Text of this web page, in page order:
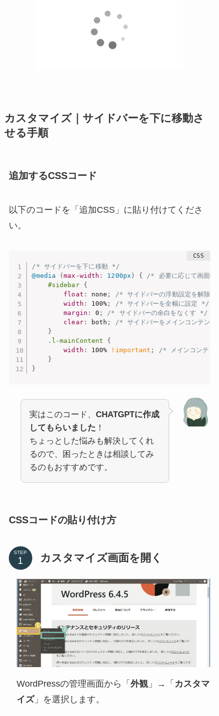
カスタマイズ｜サイドバーを下に移動さ
せる手順
追加するCSSコード
以下のコードを「追加CSS」に貼り付けてくださ
い。
/* サイドバーを下に移動 */
@media
(max-width : 1200px ) {
/* 必要に応じて画面
#sidebar
{
float : none ;
/* サイドバーの浮動設定を解除
width : 100% ;
/* サイドバーを全幅に設定 */
margin : 0 ;
/* サイドバーの余白をなくす */
clear: both ;
/* サイドバーをメインコンテン
}
.l-mainContent
{
width : 100% !important ;
/* メインコンテン
}
}
実はこのコード、 CHATGPTに作成
してもらいました ！
ちょっとした悩みも解決してくれ
るので、困ったときは相談してみ
るのもおすすめです。
CSSコードの貼り付け方
STEP カスタマイズ画面を開く
WordPressの管理画面から「 外観」→「 カスタマ
イズ」を選択します。